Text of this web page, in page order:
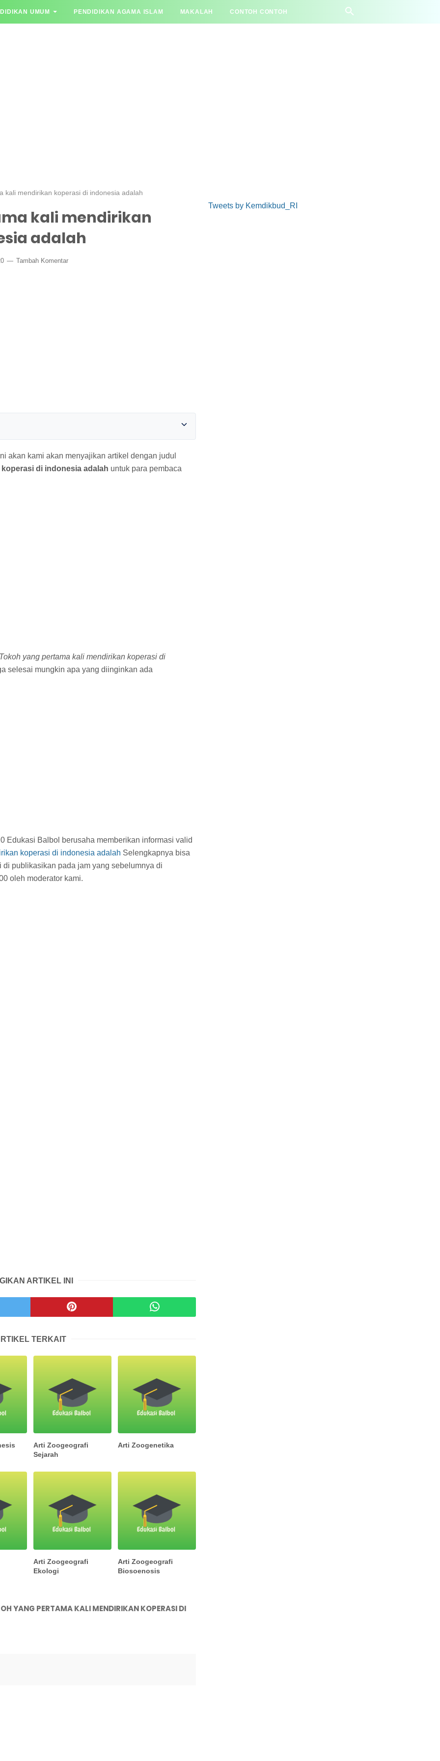
UMUM PENDIDIKAN AGAMA ISLAM MAKALAH CONTOH CONTOH
kali mendirikan koperasi di indonesia adalah
kali mendirikan
adalah
Tambah Komentar
akan kami akan menyajikan artikel dengan judul
di indonesia adalah untuk para pembaca
yang pertama kali mendirikan koperasi di
selesai mungkin apa yang diinginkan ada
Edukasi Balbol berusaha memberikan informasi valid
koperasi di indonesia adalah Selengkapnya bisa
di publikasikan pada jam yang sebelumnya di
oleh moderator kami.
ARTIKEL INI
TERKAIT
Arti Zoogeografi
Sejarah
Arti Zoogenetika
Arti Zoogeografi
Ekologi
Arti Zoogeografi
Biosoenosis
YANG PERTAMA KALI MENDIRIKAN KOPERASI DI
Tweets by Kemdikbud_RI